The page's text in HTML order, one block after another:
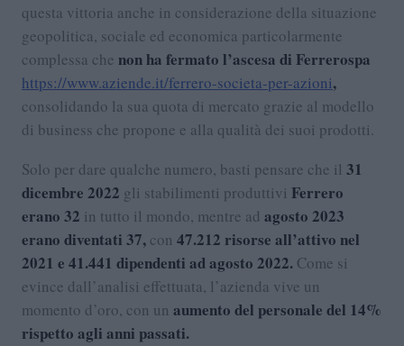
questa vittoria anche in considerazione della situazione
geopolitica, sociale ed economica particolarmente
complessa che non ha fermato l’ascesa di Ferrerospa
https://www.aziende.it/ferrero-societa-per-azioni,
consolidando la sua quota di mercato grazie al modello
di business che propone e alla qualità dei suoi prodotti.
Solo per dare qualche numero, basti pensare che il 31
dicembre 2022 gli stabilimenti produttivi Ferrero
erano 32 in tutto il mondo, mentre ad agosto 2023
erano diventati 37, con 47.212 risorse all’attivo nel
2021 e 41.441 dipendenti ad agosto 2022. Come si
evince dall’analisi effettuata, l’azienda vive un
momento d’oro, con un aumento del personale del 14%
rispetto agli anni passati.